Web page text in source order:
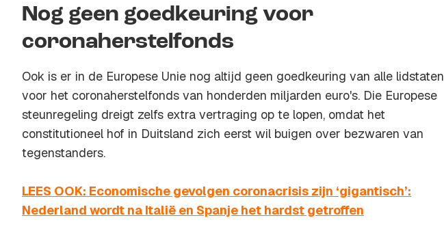
Nog geen goedkeuring voor
coronaherstelfonds
Ook is er in de Europese Unie nog altijd geen goedkeuring van alle lidstaten
voor het coronaherstelfonds van honderden miljarden euro's. Die Europese
steunregeling dreigt zelfs extra vertraging op te lopen, omdat het
constitutioneel hof in Duitsland zich eerst wil buigen over bezwaren van
tegenstanders.
LEES OOK: Economische gevolgen coronacrisis zijn ‘gigantisch’:
Nederland wordt na Italië en Spanje het hardst getroffen